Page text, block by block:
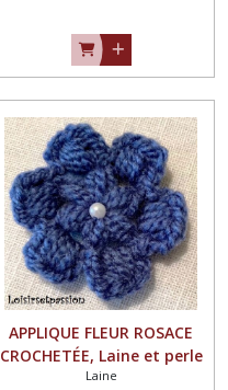
APPLIQUE FLEUR ROSACE
CROCHETÉE, Laine et perle
nacrée / BLEU JEAN ** 4,5 / 5
Laine